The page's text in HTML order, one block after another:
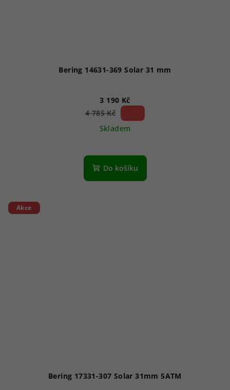
Bering 14631-369 Solar 31 mm
3 190 Kč
4 785 Kč
Skladem
Do košíku
Akce
Bering 17331-307 Solar 31mm 5ATM